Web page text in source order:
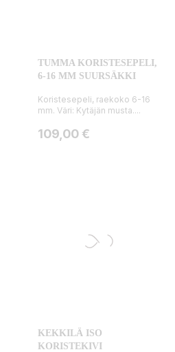
TUMMA KORISTESEPELI,
6-16 MM SUURSÄKKI
Koristesepeli, raekoko 6-16
mm. Väri: Kytäjän musta....
Hinta
109,00 €
KEKKILÄ ISO
KORISTEKIVI